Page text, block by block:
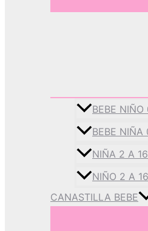
BEBE
BEBE
NIÑA 2 A
NIÑO 2 A
CANASTILLA BEBE